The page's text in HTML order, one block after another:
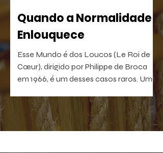
Quando a Normalidade
Enlouquece
Esse Mundo é dos Loucos (Le Roi de
Cœur), dirigido por Philippe de Broca
em 1966, é um desses casos raros. Uma
devastadora no que sugere. Um filme
que, quanto mais distante fica no
tempo, mais próximo parece de nós.